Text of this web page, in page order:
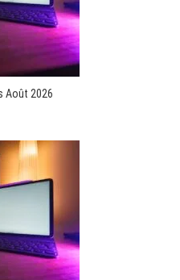
Août 2026